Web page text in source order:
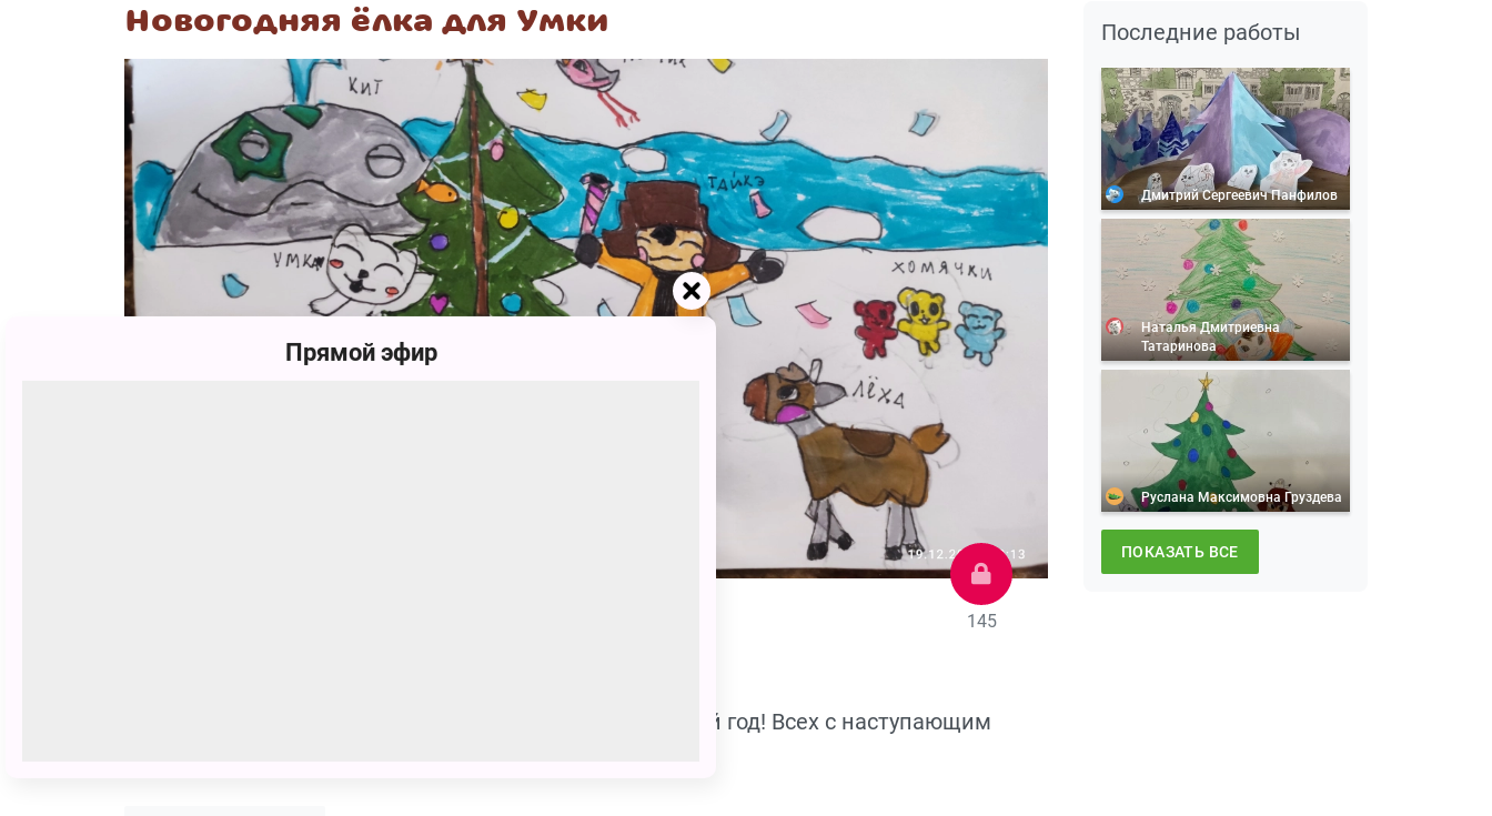
Новогодняя ёлка для Умки
145
Умка и его друзья решили вместе отпраздновать Новый год! Всех с наступающим
Последние работы
Дмитрий Сергеевич Панфилов
Наталья Дмитриевна
Татаринова
Руслана Максимовна Груздева
ПОКАЗАТЬ ВСЕ
Прямой эфир